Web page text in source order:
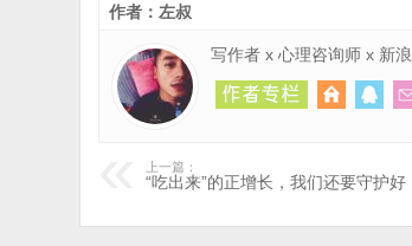
作者：左叔
写作者 x 心理咨询师 x 新
上一篇：
“吃出来”的正增长，我们还要守护好